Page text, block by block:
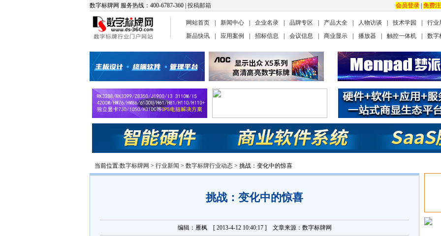
数字标牌网 服务热线：400-6787-360 | 投稿邮箱 会员登录 免费
网站首页 新闻中心 企业名录 品牌专区 产品大全 人物访谈 技术学园
行业
新品快讯
应用案例 招标信息 会议信息 商业显示 播放器 触控一体机 数字
当前位置:数字标牌网 > 行业新闻 > 数字标牌行业动态 > 挑战：变化中的惊喜
挑战：变化中的惊喜
编辑：雁枫 [ 2013-4-12 10:40:17 ] 文章来源：数字标牌网